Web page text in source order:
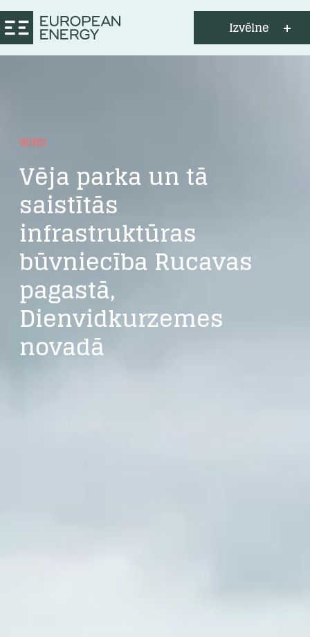
Izvēlne
WIND
Vēja parka un tā
saistītās
infrastruktūras
būvniecība Rucavas
pagastā,
Dienvidkurzemes
novadā